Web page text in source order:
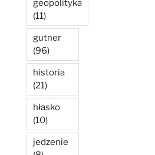
geopolityka
(11)
gutner
(96)
historia
(21)
hłasko
(10)
jedzenie